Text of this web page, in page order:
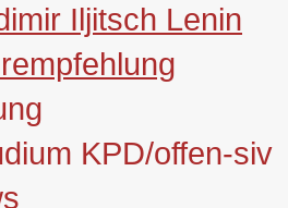
Iljitsch Lenin
KPD/offen-siv